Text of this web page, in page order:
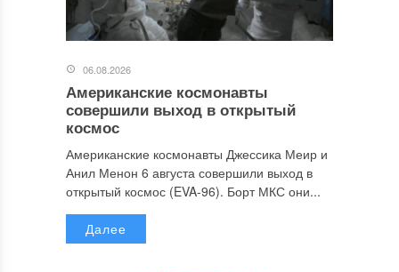
06.08.2026
Американские космонавты
совершили выход в открытый
космос
Американские космонавты Джессика Меир и
Анил Менон 6 августа совершили выход в
открытый космос (EVA-96). Борт МКС они...
Далее